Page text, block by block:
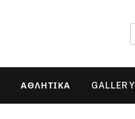
ΑΘΛΗΤΙΚΆ GALLERY